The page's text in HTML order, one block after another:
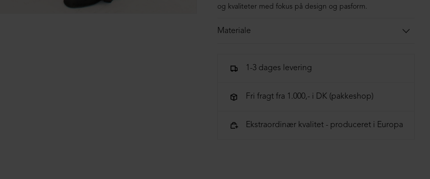
og kvaliteter med fokus på design og pasform.
Materiale
1-3 dages levering
Fri fragt fra 1.000,- i DK (pakkeshop)
Ekstraordinær kvalitet - produceret i Europa